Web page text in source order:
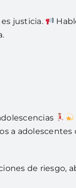
justicia.
a adolescentes
de riesgo,